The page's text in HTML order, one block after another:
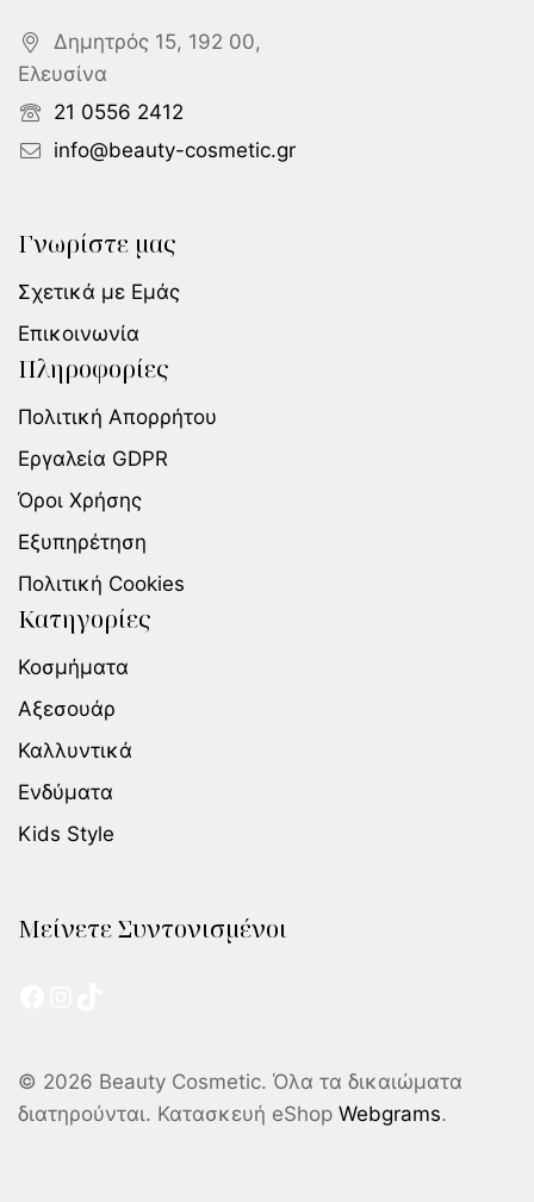
Δημητρός 15, 192 00,
Ελευσίνα
21 0556 2412
info@beauty-cosmetic.gr
Γνωρίστε μας
Σχετικά με Εμάς
Επικοινωνία
Πληροφορίες
Πολιτική Απορρήτου
Εργαλεία GDPR
Όροι Χρήσης
Εξυπηρέτηση
Πολιτική Cookies
Κατηγορίες
Κοσμήματα
Αξεσουάρ
Καλλυντικά
Ενδύματα
Kids Style
Μείνετε Συντονισμένοι
© 2026 Beauty Cosmetic. Όλα τα δικαιώματα
διατηρούνται. Κατασκευή eShop Webgrams.